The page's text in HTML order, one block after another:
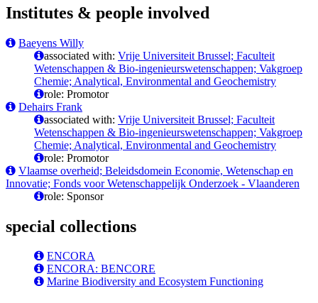
Institutes & people involved
Baeyens Willy
associated with: Vrije Universiteit Brussel; Faculteit
Wetenschappen & Bio-ingenieurswetenschappen; Vakgroep
Chemie; Analytical, Environmental and Geochemistry
role: Promotor
Dehairs Frank
associated with: Vrije Universiteit Brussel; Faculteit
Wetenschappen & Bio-ingenieurswetenschappen; Vakgroep
Chemie; Analytical, Environmental and Geochemistry
role: Promotor
Vlaamse overheid; Beleidsdomein Economie, Wetenschap en
Innovatie; Fonds voor Wetenschappelijk Onderzoek - Vlaanderen
role: Sponsor
special collections
ENCORA
ENCORA: BENCORE
Marine Biodiversity and Ecosystem Functioning